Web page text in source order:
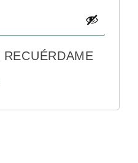
RECUÉRDAME